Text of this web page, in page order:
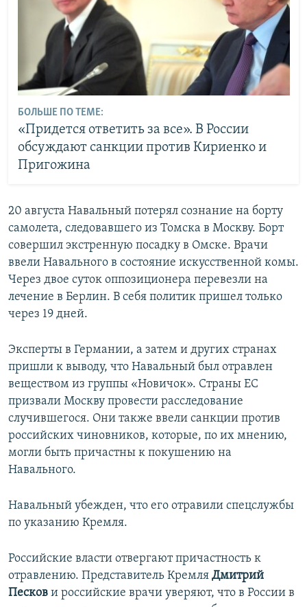
БОЛЬШЕ ПО ТЕМЕ:
«Придется ответить за все». В России
обсуждают санкции против Кириенко и
Пригожина
20 августа Навальный потерял сознание на борту
самолета, следовавшего из Томска в Москву. Борт
совершил экстренную посадку в Омске. Врачи
ввели Навального в состояние искусственной комы.
Через двое суток оппозиционера перевезли на
лечение в Берлин. В себя политик пришел только
через 19 дней.
Эксперты в Германии, а затем и других странах
пришли к выводу, что Навальный был отравлен
веществом из группы «Новичок». Страны ЕС
призвали Москву провести расследование
случившегося. Они также ввели санкции против
российских чиновников, которые, по их мнению,
могли быть причастны к покушению на
Навального.
Навальный убежден, что его отравили спецслужбы
по указанию Кремля.
Российские власти отвергают причастность к
отравлению. Представитель Кремля Дмитрий
Песков и российские врачи уверяют, что в России в